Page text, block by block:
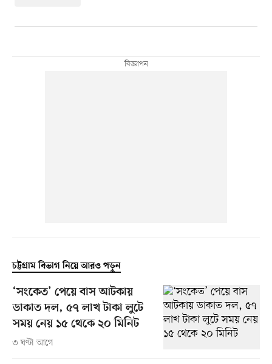
চট্টগ্রাম বিভাগ নিয়ে আরও পড়ুন
‘সংকেত’ পেয়ে বাস আটকায়
ডাকাত দল, ৫৭ লাখ টাকা লুটে
সময় নেয় ১৫ থেকে ২০ মিনিট
৩ ঘণ্টা আগে